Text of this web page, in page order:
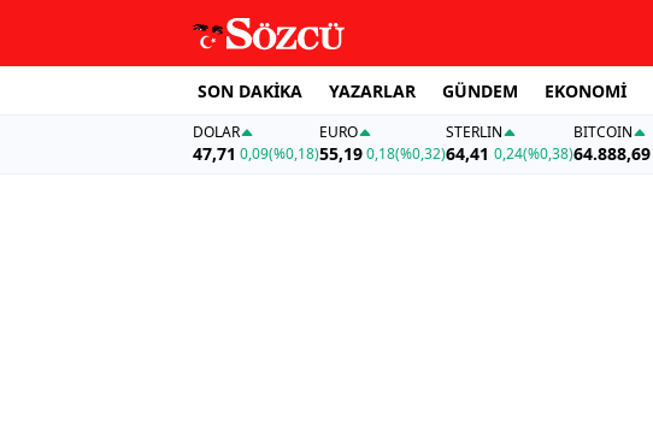
SON DAKİKA YAZARLAR GÜNDEM EKONOMİ
DOLAR
47,71 0,09(%0,18)
EURO
55,19 0,18(%0,32)
STERLIN
64,41 0,24(%0,38)
BITCOIN
64.888,69